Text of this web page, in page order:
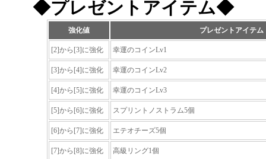
◆プレゼントアイテム◆
強化値 プレゼントアイテム
[2]から[3]に強化 幸運のコインLv1
[3]から[4]に強化 幸運のコインLv2
[4]から[5]に強化 幸運のコインLv3
[5]から[6]に強化 スプリントノストラム5個
[6]から[7]に強化 エテオチーズ5個
[7]から[8]に強化 高級リング1個